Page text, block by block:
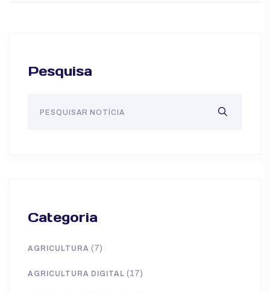
Pesquisa
Categoria
AGRICULTURA (7)
AGRICULTURA DIGITAL (17)